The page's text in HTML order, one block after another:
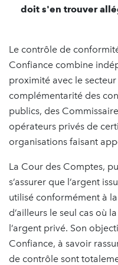
doit s'en trouver
Le contrôle de
Confiance combine
proximité avec le secteur
complémentarité des
publics, des
opérateurs privés de
organisations faisant
La Cour des Comptes,
s’assurer que l’argent
utilisé conformément à
d’ailleurs le seul cas où
l’argent privé. Son
Confiance, à savoir
de contrôle sont